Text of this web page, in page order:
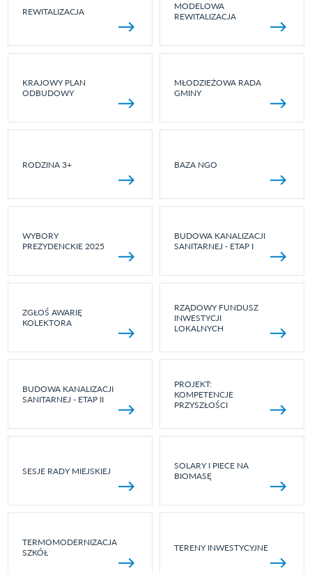
REWITALIZACJA
MODELOWA
REWITALIZACJA
KRAJOWY PLAN
ODBUDOWY
MŁODZIEŻOWA RADA
GMINY
RODZINA 3+ BAZA NGO
WYBORY
PREZYDENCKIE 2025
BUDOWA KANALIZACJI
SANITARNEJ - ETAP I
ZGŁOŚ AWARIĘ
KOLEKTORA
RZĄDOWY FUNDUSZ
INWESTYCJI
LOKALNYCH
BUDOWA KANALIZACJI
SANITARNEJ - ETAP II
PROJEKT:
KOMPETENCJE
PRZYSZŁOŚCI
SESJE RADY MIEJSKIEJ
SOLARY I PIECE NA
BIOMASĘ
TERMOMODERNIZACJA
SZKÓŁ
TERENY INWESTYCYJNE